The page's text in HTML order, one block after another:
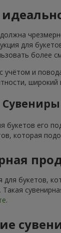
для
более
и
букетов
которая
букетов,
.